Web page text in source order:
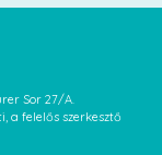
Sor 27/A.
a felelős szerkesztő